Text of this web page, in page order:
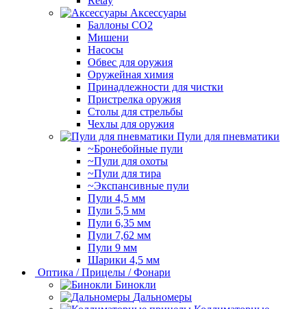
Аксессуары
Баллоны СО2
Мишени
Насосы
Обвес для оружия
Оружейная химия
Принадлежности для чистки
Пристрелка оружия
Столы для стрельбы
Чехлы для оружия
Пули для пневматики
~Бронебойные пули
~Пули для охоты
~Пули для тира
~Экспансивные пули
Пули 4,5 мм
Пули 5,5 мм
Пули 6,35 мм
Пули 7,62 мм
Пули 9 мм
Шарики 4,5 мм
Оптика / Прицелы / Фонари
Бинокли
Дальномеры